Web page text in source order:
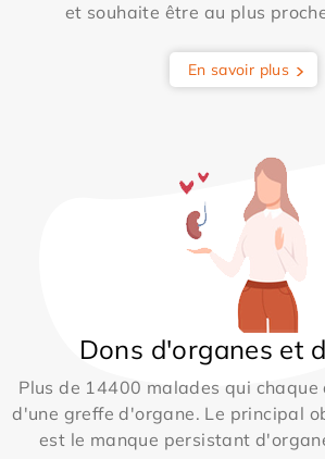
et souhaite être au plus
En savoir plus
Dons d'organes et
Plus de 14400 malades qui chaque
d'une greffe d'organe. Le principal
est le manque persistant